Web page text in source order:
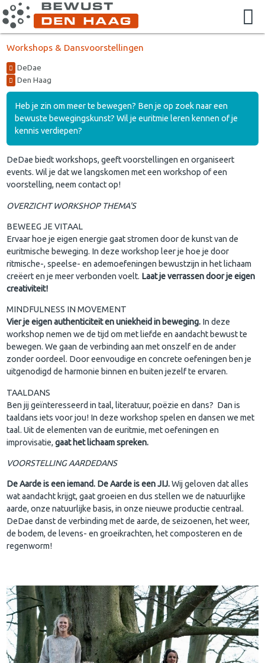
Workshops & Dansvoorstellingen
DeDae
Den Haag
Heb je zin om meer te bewegen? Ben je op zoek naar een
bewuste bewegingskunst? Wil je euritmie leren kennen of je
kennis verdiepen?
DeDae biedt workshops, geeft voorstellingen en organiseert
events. Wil je dat we langskomen met een workshop of een
voorstelling, neem contact op!
OVERZICHT WORKSHOP THEMA'S
BEWEEG JE VITAAL
Ervaar hoe je eigen energie gaat stromen door de kunst van de
euritmische beweging. In deze workshop leer je hoe je door
ritmische-, speelse- en ademoefeningen bewustzijn in het lichaam
creëert en je meer verbonden voelt. Laat je verrassen door je eigen
creativiteit!
MINDFULNESS IN MOVEMENT
Vier je eigen authenticiteit en uniekheid in beweging. In deze
workshop nemen we de tijd om met liefde en aandacht bewust te
bewegen. We gaan de verbinding aan met onszelf en de ander
zonder oordeel. Door eenvoudige en concrete oefeningen ben je
uitgenodigd de harmonie binnen en buiten jezelf te ervaren.
TAALDANS
Ben jij geïnteresseerd in taal, literatuur, poëzie en dans? Dan is
taaldans iets voor jou! In deze workshop spelen en dansen we met
taal. Uit de elementen van de euritmie, met oefeningen en
improvisatie,gaat het lichaam spreken.
VOORSTELLING AARDEDANS
De Aarde is een iemand. De Aarde is een JIJ.Wij geloven dat alles
wat aandacht krijgt, gaat groeien en dus stellen we de natuurlijke
aarde, onze natuurlijke basis, in onze nieuwe productie centraal.
DeDae danst de verbinding met de aarde, de seizoenen, het weer,
de bodem, de levens- en groeikrachten, het composteren en de
regenworm!